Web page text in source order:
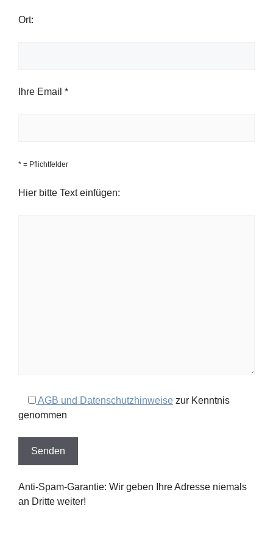
Ort:
Ihre Email *
* = Pflichtfelder
Hier bitte Text einfügen:
AGB und Datenschutzhinweise zur Kenntnis
genommen
Anti-Spam-Garantie: Wir geben Ihre Adresse niemals
an Dritte weiter!